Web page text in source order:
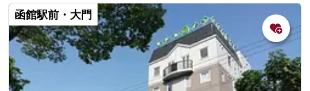
函館駅前・大門